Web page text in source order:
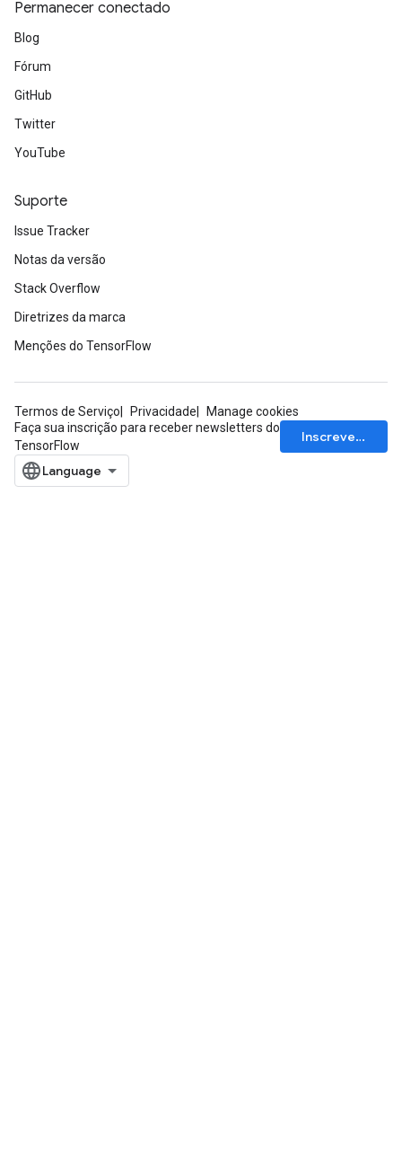
Permanecer conectado
Blog
Fórum
GitHub
Twitter
YouTube
Suporte
Issue Tracker
Notas da versão
Stack Overflow
Diretrizes da marca
Menções do TensorFlow
Termos de Serviço Privacidade
Manage cookies
Faça sua inscrição para receber newsletters do
TensorFlow
Inscrever-se